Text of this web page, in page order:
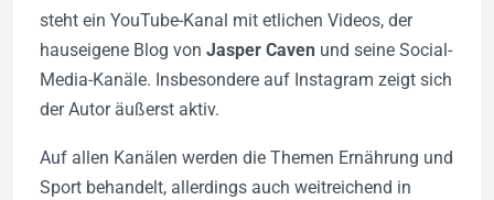
steht ein YouTube-Kanal mit etlichen Videos, der
hauseigene Blog von Jasper Caven und seine Social-
Media-Kanäle. Insbesondere auf Instagram zeigt sich
der Autor äußerst aktiv.
Auf allen Kanälen werden die Themen Ernährung und
Sport behandelt, allerdings auch weitreichend in